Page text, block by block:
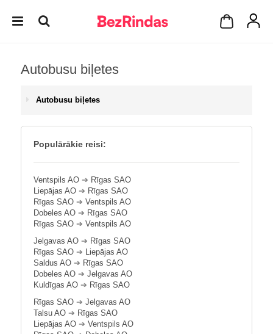
Autobusu biļetes
Autobusu biļetes
Populārākie reisi:
Ventspils AO ➔ Rīgas SAO
Liepājas AO ➔ Rīgas SAO
Rīgas SAO ➔ Ventspils AO
Dobeles AO ➔ Rīgas SAO
Rīgas SAO ➔ Ventspils AO
Jelgavas AO ➔ Rīgas SAO
Rīgas SAO ➔ Liepājas AO
Saldus AO ➔ Rīgas SAO
Dobeles AO ➔ Jelgavas AO
Kuldīgas AO ➔ Rīgas SAO
Rīgas SAO ➔ Jelgavas AO
Talsu AO ➔ Rīgas SAO
Liepājas AO ➔ Ventspils AO